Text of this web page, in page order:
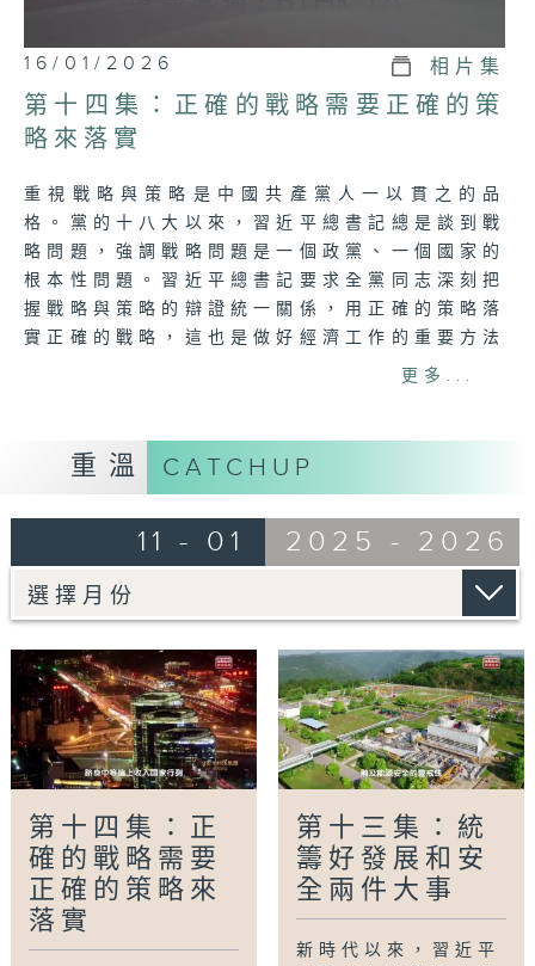
16/01/2026 相片集
第十四集：正確的戰略需要正確的策
略來落實
重視戰略與策略是中國共產黨人一以貫之的品
格。黨的十八大以來，習近平總書記總是談到戰
略問題，強調戰略問題是一個政黨、一個國家的
根本性問題。習近平總書記要求全黨同志深刻把
握戰略與策略的辯證統一關係，用正確的策略落
實正確的戰略，這也是做好經濟工作的重要方法
濟工作, 黨的根本性問題
更多...
重溫 CATCHUP
11 - 01 2025 - 2026
第十四集：正
確的戰略需要
正確的策略來
落實
第十三集：統
籌好發展和安
全兩件大事
新時代以來，習近平